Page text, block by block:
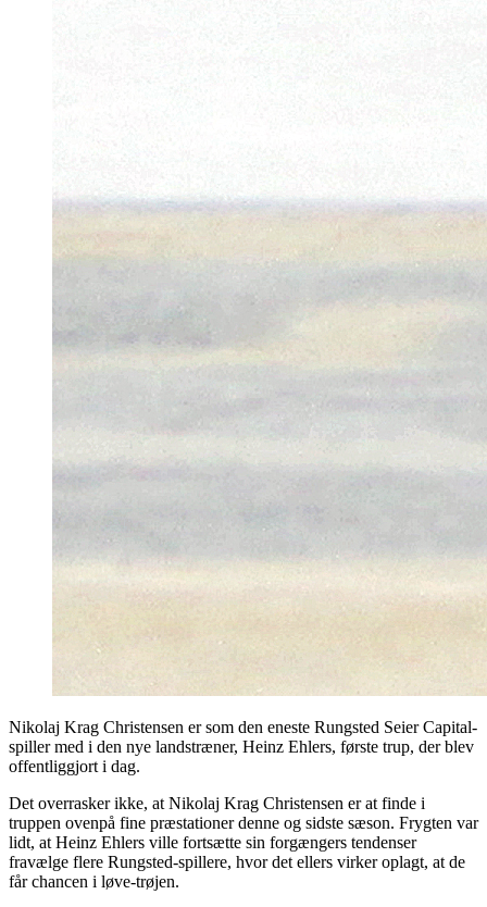
Nikolaj Krag Christensen er som den eneste Rungsted Seier Capital-
spiller med i den nye landstræner, Heinz Ehlers, første trup, der blev
offentliggjort i dag.
Det overrasker ikke, at Nikolaj Krag Christensen er at finde i
truppen ovenpå fine præstationer denne og sidste sæson. Frygten var
lidt, at Heinz Ehlers ville fortsætte sin forgængers tendenser
fravælge flere Rungsted-spillere, hvor det ellers virker oplagt, at de
får chancen i løve-trøjen.